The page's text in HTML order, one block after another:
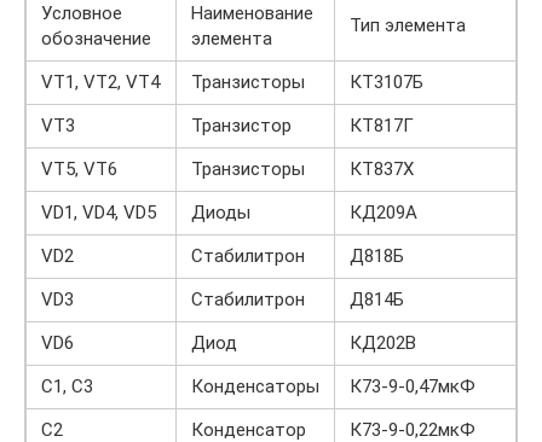
Условное
обозначение
Наименование
элемента
Тип элемента
VT1, VT2, VT4 Транзисторы
КТ3107Б
VT3
Транзистор
КТ817Г
VT5, VT6
Транзисторы
КТ837Х
VD1, VD4, VD5
Диоды
КД209А
VD2
Стабилитрон
Д818Б
VD3
Стабилитрон
Д814Б
VD6
Диод
КД202В
С1, С3
Конденсаторы
К73-9-0,47мкФ
С2
Конденсатор
К73-9-0,22мкФ